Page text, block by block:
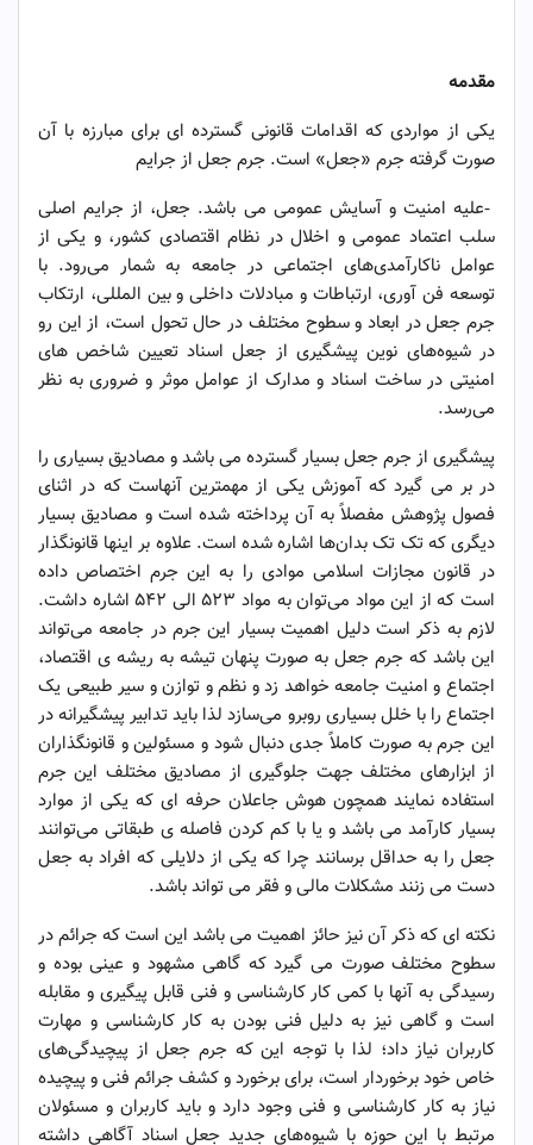
مقدمه
یکی از مواردی که اقدامات قانونی گسترده ‌ای برای مبارزه با آن
صورت گرفته جرم «جعل» است. جرم جعل از جرایم
-علیه امنیت و آسایش عمومی می باشد. جعل، از جرایم اصلی
سلب اعتماد عمومی و اخلال در نظام اقتصادی کشور، و یکی از
عوامل ناکارآمدی‌های اجتماعی در جامعه به شمار می‌رود. با
توسعه فن آوری، ارتباطات و مبادلات داخلی و بین المللی، ارتکاب
جرم جعل در ابعاد و سطوح مختلف در حال تحول است، از این رو
در شیوه‌های نوین پیشگیری از جعل اسناد تعیین شاخص‌ های
امنیتی در ساخت اسناد و مدارک از عوامل موثر و ضروری به نظر
می‌رسد.
پیشگیری از جرم جعل بسیار گسترده می ‌باشد و مصادیق بسیاری را
در بر می ‌گیرد که آموزش یکی از مهمترین آنهاست که در اثنای
فصول پژوهش مفصلاً به آن پرداخته شده است و مصادیق بسیار
دیگری که تک تک بدان‌ها اشاره شده است. علاوه بر اینها قانونگذار
در قانون مجازات اسلامی موادی را به این جرم اختصاص داده
است که از این مواد می‌توان به مواد ۵۲۳ الی ۵۴۲ اشاره داشت.
لازم به ذکر است دلیل اهمیت بسیار این جرم در جامعه می‌تواند
این باشد که جرم جعل به صورت پنهان تیشه به ریشه‌ ی اقتصاد،
اجتماع و امنیت جامعه خواهد زد و نظم و توازن و سیر طبیعی یک
اجتماع را با خلل بسیاری روبرو می‌سازد لذا باید تدابیر پیشگیرانه در
این جرم به صورت کاملاً جدی دنبال شود و مسئولین و قانونگذاران
از ابزار‌های مختلف جهت جلوگیری از مصادیق مختلف این جرم
استفاده نمایند همچون هوش جاعلان حرفه ‌ای که یکی از موارد
بسیار کارآمد می ‌باشد و یا با کم کردن فاصله‌ ی طبقاتی می‌توانند
جعل را به حداقل برسانند چرا که یکی از دلایلی که افراد به جعل
دست می ‌زنند مشکلات مالی و فقر می ‌تواند باشد.
نکته ‌ای که ذکر آن نیز حائز اهمیت می‌ باشد این است که جرائم در
سطوح مختلف صورت می‌ گیرد که گاهی مشهود و عینی بوده و
رسیدگی به آنها با کمی کار کارشناسی و فنی قابل پیگیری و مقابله
است و گاهی نیز به دلیل فنی بودن به کار کارشناسی و مهارت
کاربران نیاز داد؛ لذا با توجه این که جرم جعل از پیچیدگی‌های
خاص خود برخوردار است، برای برخورد و کشف جرائم فنی و پیچیده
نیاز به کار کارشناسی و فنی وجود دارد و باید کاربران و مسئولان
مرتبط با این حوزه با شیوه‌های جدید جعل اسناد آگاهی داشته